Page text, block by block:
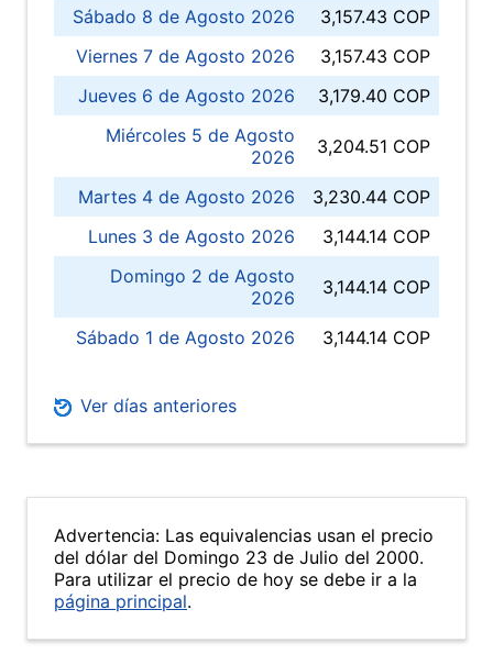
Sábado 8 de Agosto 2026
3,157.43 COP
Viernes 7 de Agosto 2026
3,157.43 COP
Jueves 6 de Agosto 2026
3,179.40 COP
Miércoles 5 de Agosto
2026
3,204.51 COP
Martes 4 de Agosto 2026
3,230.44 COP
Lunes 3 de Agosto 2026
3,144.14 COP
Domingo 2 de Agosto
2026
3,144.14 COP
Sábado 1 de Agosto 2026 3,144.14 COP
Ver días anteriores
Advertencia: Las equivalencias usan el precio
del dólar del Domingo 23 de Julio del 2000.
Para utilizar el precio de hoy se debe ir a la
página principal.